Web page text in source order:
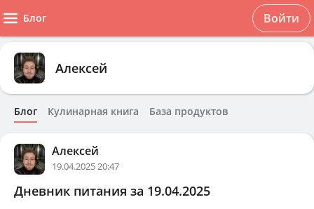
Блог Войти
Алексей
Блог Кулинарная книга База продуктов
Алексей
19.04.2025 20:47
Дневник питания за 19.04.2025